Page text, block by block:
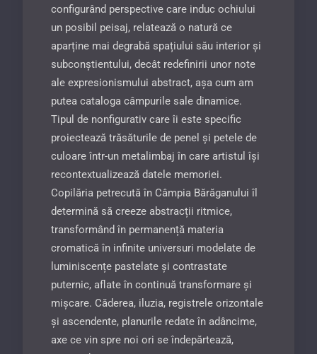
configurând perspective care induc ochiului
un posibil peisaj, relatează o natură ce
aparține mai degrabă spațiului său interior și
subconștientului, decât redefinirii unor note
ale expresionismului abstract, așa cum am
putea cataloga câmpurile sale dinamice.
Tipul de nonfigurativ care îi este spe­cific
proiectează trăsăturile de penel și petele de
culoare într-un metalimbaj în care artistul își
recontextualizează datele memoriei.
Copilăria petrecută în Câmpia Bărăganului îl
determină să creeze abstracții ritmice,
transformând în permanență materia
cromatică în infinite universuri modelate de
luminiscențe pastelate și contrastate
puternic, aflate în continuă transformare și
mișcare. Căderea, iluzia, registrele orizontale
și ascendente, planurile redate în adâncime,
axe ce vin spre noi ori se îndepăr­tează,